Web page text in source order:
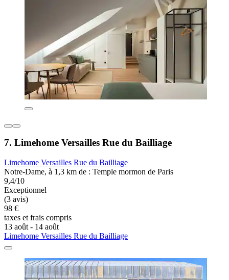
7. Limehome Versailles Rue du Bailliage
Limehome Versailles Rue du Bailliage
Notre-Dame, à 1,3 km de : Temple mormon de Paris
9,4/10
Exceptionnel
(3 avis)
98 €
taxes et frais compris
13 août - 14 août
Limehome Versailles Rue du Bailliage